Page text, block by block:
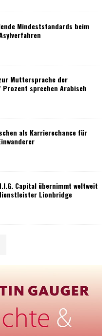
Mindeststandards beim
Muttersprache der
Prozent sprechen Arabisch
als Karrierechance für
Capital übernimmt weltweit
Lionbridge